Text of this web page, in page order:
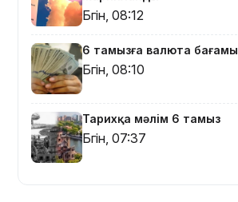
таныстырды
21:52
жүзушілер
АҚШ-тағы
17 медаль
жеңіп алды
Бүгін, 08:12
6 тамызға валюта бағамы
Бүгін, 08:10
Тарихқа мәлім 6 тамыз
Бүгін, 07:37